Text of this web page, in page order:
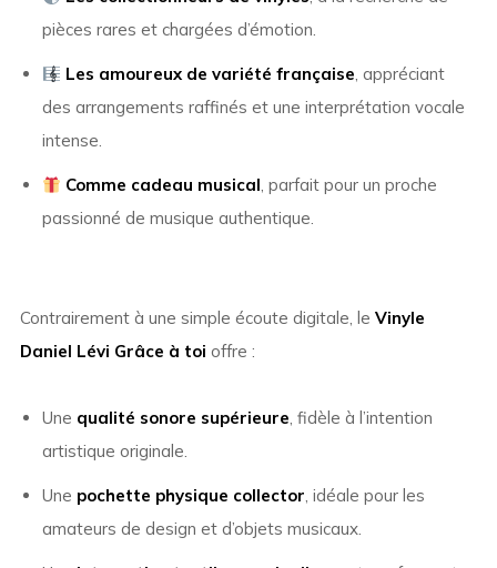
pièces rares et chargées d’émotion.
Les amoureux de variété française, appréciant
des arrangements raffinés et une interprétation vocale
intense.
Comme cadeau musical, parfait pour un proche
passionné de musique authentique.
Contrairement à une simple écoute digitale, le Vinyle
Daniel Lévi Grâce à toi offre :
Une qualité sonore supérieure, fidèle à l’intention
artistique originale.
Une pochette physique collector, idéale pour les
amateurs de design et d’objets musicaux.